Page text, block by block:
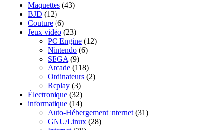
Maquettes (43)
BJD (12)
Couture (6)
Jeux vidéo (23)
PC Engine (12)
Nintendo (6)
SEGA (9)
Arcade (118)
Ordinateurs (2)
Replay (3)
Électronique (32)
informatique (14)
Auto-Hébergement internet (31)
GNU/Linux (28)